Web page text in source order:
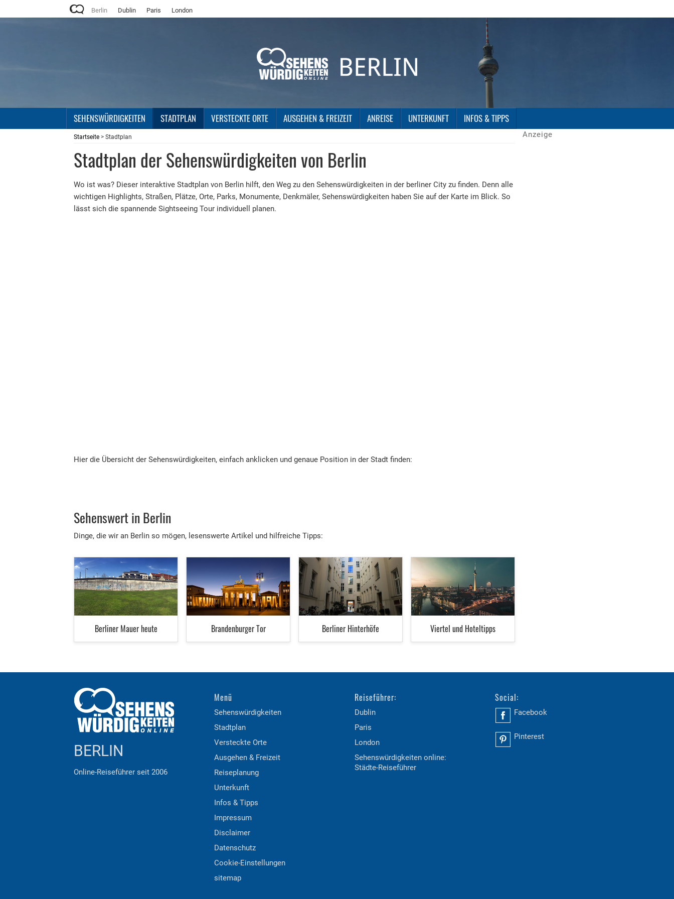
Berlin Dublin Paris London
SEHENSWÜRDIGKEITEN STADTPLAN VERSTECKTE ORTE AUSGEHEN & FREIZEIT ANREISE UNTERKUNFT INFOS & TIPPS
Startseite > Stadtplan
Stadtplan der Sehenswürdigkeiten von Berlin
Wo ist was? Dieser interaktive Stadtplan von Berlin hilft, den Weg zu den Sehenswürdigkeiten in der berliner City zu finden. Denn alle
wichtigen Highlights, Straßen, Plätze, Orte, Parks, Monumente, Denkmäler, Sehenswürdigkeiten haben Sie auf der Karte im Blick. So
lässt sich die spannende Sightseeing Tour individuell planen.
Hier die Übersicht der Sehenswürdigkeiten, einfach anklicken und genaue Position in der Stadt finden:
Sehenswert in Berlin
Dinge, die wir an Berlin so mögen, lesenswerte Artikel und hilfreiche Tipps:
Berliner Mauer heute Brandenburger Tor Berliner Hinterhöfe Viertel und Hoteltipps
Anzeige
BERLIN
Online-Reiseführer seit 2006
Menü
Sehenswürdigkeiten
Stadtplan
Versteckte Orte
Ausgehen & Freizeit
Reiseplanung
Unterkunft
Infos & Tipps
Impressum
Disclaimer
Datenschutz
Cookie-Einstellungen
sitemap
Reiseführer:
Dublin
Paris
London
Sehenswürdigkeiten online:
Städte-Reiseführer
Social:
Facebook
Pinterest